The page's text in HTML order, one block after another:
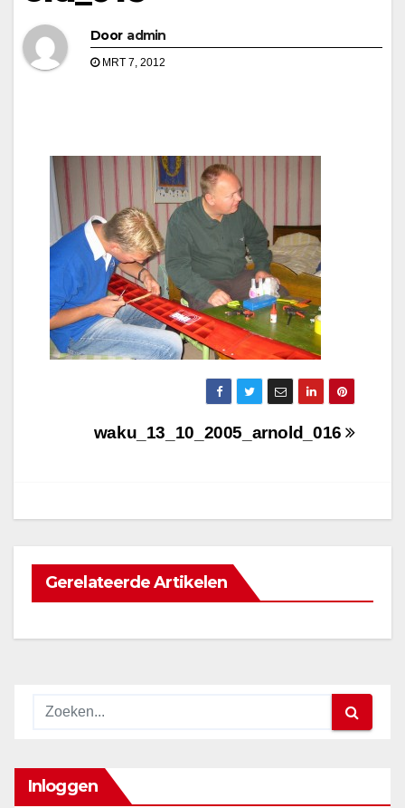
Door admin
MRT 7, 2012
Bericht
waku_13_10_2005_arnold_016
Gerelateerde Artikelen
Inloggen